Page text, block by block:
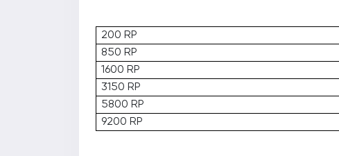
200 RP
850 RP
1600 RP
3150 RP
5800 RP
9200 RP